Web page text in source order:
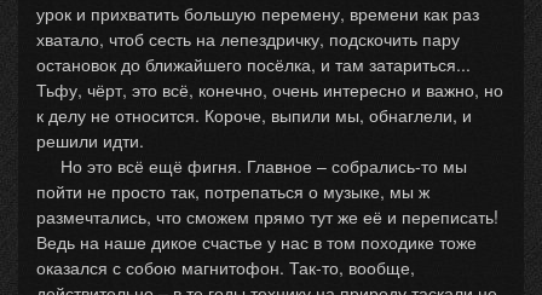
урок и прихватить большую перемену, времени как раз
хватало, чтоб сесть на лепездричку, подскочить пару
остановок до ближайшего посёлка, и там затариться...
Тьфу, чёрт, это всё, конечно, очень интересно и важно, но
к делу не относится. Короче, выпили мы, обнаглели, и
решили идти.
Но это всё ещё фигня. Главное – собрались-то мы
пойти не просто так, потрепаться о музыке, мы ж
размечтались, что сможем прямо тут же её и переписать!
Ведь на наше дикое счастье у нас в том походике тоже
оказался с собою магнитофон. Так-то, вообще,